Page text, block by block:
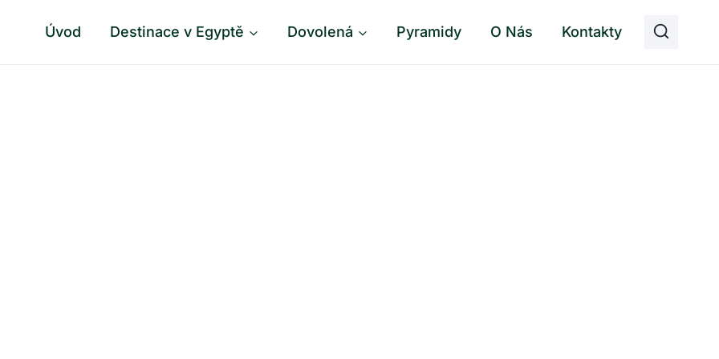
Úvod Destinace v Egyptě Dovolená Pyramidy O Nás Kontakty